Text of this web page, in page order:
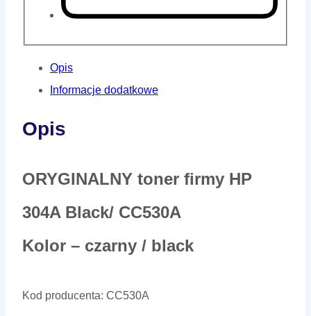
Opis
Informacje dodatkowe
Opis
ORYGINALNY toner firmy HP
304A Black/ CC530A
Kolor – czarny / black
Kod producenta: CC530A